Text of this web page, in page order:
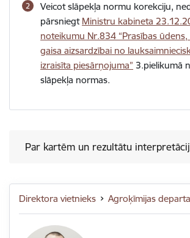
Veicot slāpekļa normu korekciju,
pārsniegt Ministru kabineta
noteikumu Nr.834 “Prasības
gaisa aizsardzībai no
izraisīta piesārņojuma” 3.pielikumā
slāpekļa normas.
Par kartēm un rezultātu
Direktora vietnieks Agroķīmijas